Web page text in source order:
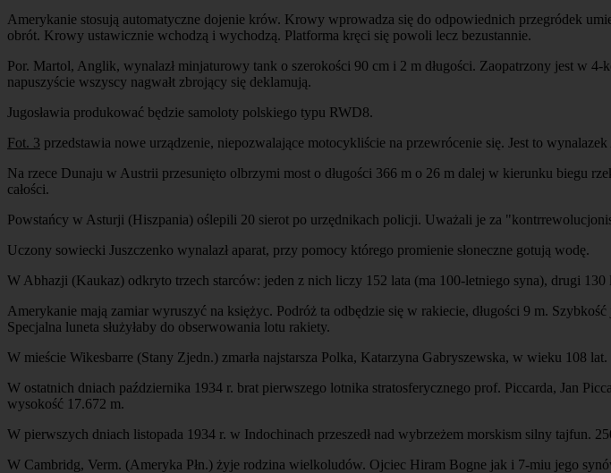
Amerykanie stosują automatyczne dojenie krów. Krowy wprowadza się do odpowiednich przegródek
obrót. Krowy ustawicznie wchodzą i wychodzą. Platforma kręci się powoli lecz bezustannie.
Por. Martol, Anglik, wynalazł minjaturowy tank o szerokości 90 cm i 2 m długości. Zaopatrzony jest w
napuszyście wszyscy nagwałt zbrojący się deklamują.
Jugosławia produkować będzie samoloty polskiego typu RWD8.
Fot. 3 przedstawia nowe urządzenie, niepozwalające motocykliście na przewrócenie się. Jest to
Na rzece Dunaju w Austrii przesunięto olbrzymi most o długości 366 m o 26 m dalej w kierunku biegu
całości.
Powstańcy w Asturji (Hiszpania) oślepili 20 sierot po urzędnikach policji. Uważali je za
Uczony sowiecki Juszczenko wynalazł aparat, przy pomocy którego promienie słoneczne gotują wodę.
W Abhazji (Kaukaz) odkryto trzech starców: jeden z nich liczy 152 lata (ma 100-letniego syna), drugi
Amerykanie mają zamiar wyruszyć na księżyc. Podróż ta odbędzie się w rakiecie, długości 9 m.
Specjalna luneta służyłaby do obserwowania lotu rakiety.
W mieście Wikesbarre (Stany Zjedn.) zmarła najstarsza Polka, Katarzyna Gabryszewska, w wieku 108
W ostatnich dniach października 1934 r. brat pierwszego lotnika stratosferycznego prof. Piccarda, Jan
wysokość 17.672 m.
W pierwszych dniach listopada 1934 r. w Indochinach przeszedł nad wybrzeżem morskism silny tajfun.
W Cambridg, Verm. (Ameryka Płn.) żyje rodzina wielkoludów. Ojciec Hiram Bogne jak i 7-miu jego